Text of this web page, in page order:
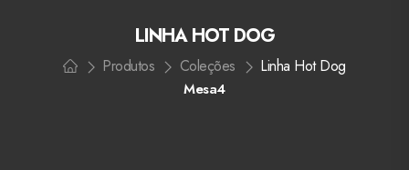
LINHA HOT DOG
Produtos Coleções Linha Hot Dog
Mesa4